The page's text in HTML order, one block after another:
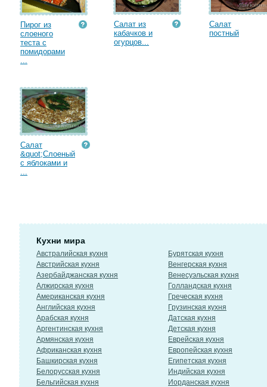
Пирог из
слоеного
теста с
помидорами
...
Салат из
кабачков и
огурцов...
Салат
постный
Салат
&quot;Слоеный
с яблоками и
...
Кухни мира
Австралийская кухня
Австрийская кухня
Азербайджанская кухня
Алжирская кухня
Американская кухня
Английская кухня
Арабская кухня
Аргентинская кухня
Армянская кухня
Африканская кухня
Башкирская кухня
Белорусская кухня
Бельгийская кухня
Бурятская кухня
Венгерская кухня
Венесуэльская кухня
Голландская кухня
Греческая кухня
Грузинская кухня
Датская кухня
Детская кухня
Еврейская кухня
Европейская кухня
Египетская кухня
Индийская кухня
Иорданская кухня